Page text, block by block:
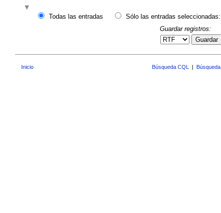
Todas las entradas
Sólo las entradas seleccionadas:
Guardar registros:
Guardar
Inicio Búsqueda CQL